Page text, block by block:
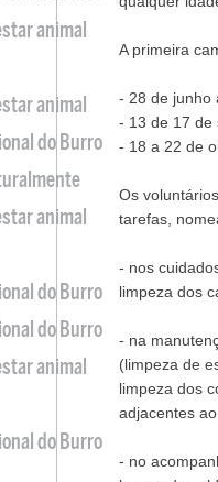
A primeira
- 28 de junho
- 13 de 17 de
- 18 a 22 de
Os
tarefas,
- nos
limpeza dos
- na
(limpeza de
limpeza dos
adjacentes
- no
animal
animal
do Burro
animal
do Burro
do Burro
animal
do Burro